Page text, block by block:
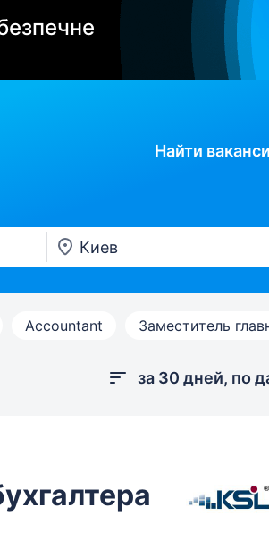
Найти
Accountant Заместитель
за 30 дней, по